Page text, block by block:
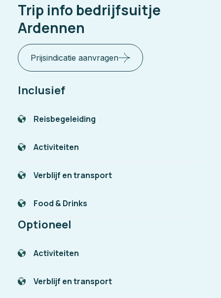
Trip info bedrijfsuitje
Ardennen
Prijsindicatie aanvragen
Inclusief
Reisbegeleiding
Activiteiten
Verblijf en transport
Food & Drinks
Optioneel
Activiteiten
Verblijf en transport